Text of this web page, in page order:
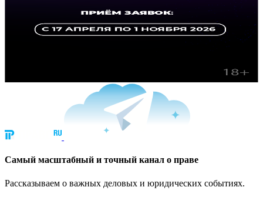
Cамый масштабный и точный канал о праве
Рассказываем о важных деловых и юридических событиях.